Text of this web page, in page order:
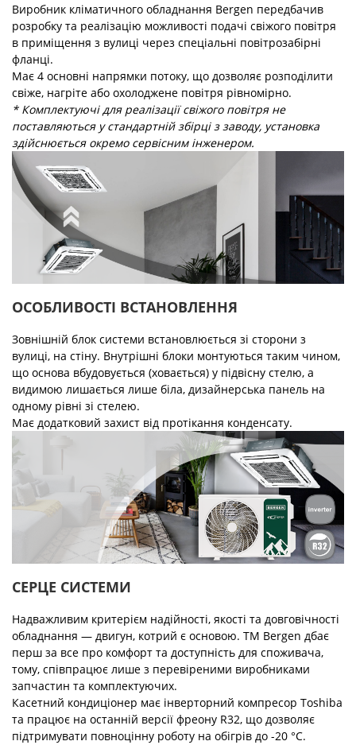
Виробник кліматичного обладнання Bergen передбачив
розробку та реалізацію можливості подачі свіжого повітря
в приміщення з вулиці через спеціальні повітрозабірні
фланці.
Має 4 основні напрямки потоку, що дозволяє розподілити
свіже, нагріте або охолоджене повітря рівномірно.
* Комплектуючі для реалізації свіжого повітря не
поставляються у стандартній збірці з заводу, установка
здійснюється окремо сервісним інженером.
ОСОБЛИВОСТІ ВСТАНОВЛЕННЯ
Зовнішній блок системи встановлюється зі сторони з
вулиці, на стіну. Внутрішні блоки монтуються таким чином,
що основа вбудовується (ховається) у підвісну стелю, а
видимою лишається лише біла, дизайнерська панель на
одному рівні зі стелею.
Має додатковий захист від протікання конденсату.
СЕРЦЕ СИСТЕМИ
Надважливим критерієм надійності, якості та довговічності
обладнання — двигун, котрий є основою. ТМ Bergen дбає
перш за все про комфорт та доступність для споживача,
тому, співпрацює лише з перевіреними виробниками
запчастин та комплектуючих.
Касетний кондиціонер має інверторний компресор Toshiba
та працює на останній версії фреону R32, що дозволяє
підтримувати повноцінну роботу на обігрів до -20 °С.